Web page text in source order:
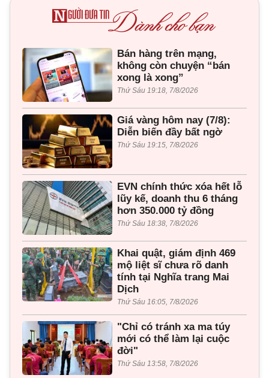
Bán hàng trên mạng,
không còn chuyện “bán
xong là xong”
Thứ Sáu 19:18, 7/8/2026
Giá vàng hôm nay (7/8):
Diễn biến đầy bất ngờ
Thứ Sáu 19:15, 7/8/2026
EVN chính thức xóa hết lỗ
lũy kế, doanh thu 6 tháng
hơn 350.000 tỷ đồng
Thứ Sáu 18:38, 7/8/2026
Khai quật, giám định 469
mộ liệt sĩ chưa rõ danh
tính tại Nghĩa trang Mai
Dịch
Thứ Sáu 16:05, 7/8/2026
"Chỉ có tránh xa ma túy
mới có thể làm lại cuộc
đời"
Thứ Sáu 13:58, 7/8/2026